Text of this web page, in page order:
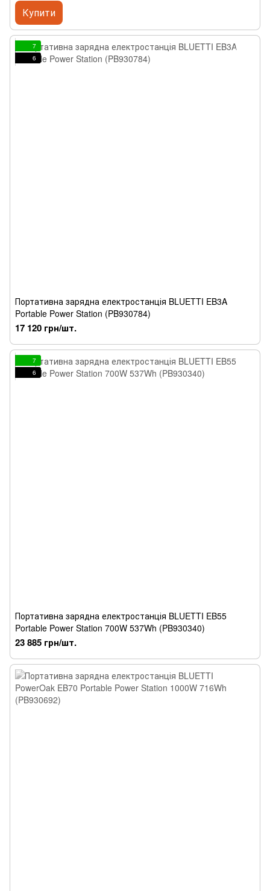
Купити
7
6
Портативна зарядна електростанція BLUETTI EB3A
Portable Power Station (PB930784)
17 120 грн/шт.
7
6
Портативна зарядна електростанція BLUETTI EB55
Portable Power Station 700W 537Wh (PB930340)
23 885 грн/шт.